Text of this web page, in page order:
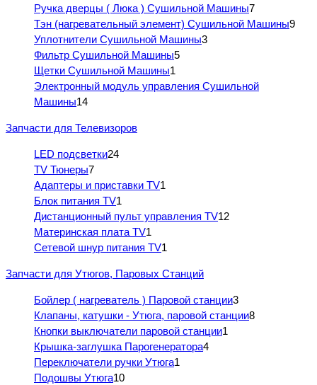
Ручка дверцы ( Люка ) Сушильной Машины7
Тэн (нагревательный элемент) Сушильной Машины9
Уплотнители Сушильной Машины3
Фильтр Сушильной Машины5
Щетки Сушильной Машины1
Электронный модуль управления Сушильной
Машины14
Запчасти для Телевизоров
LED подсветки24
TV Тюнеры7
Адаптеры и приставки TV1
Блок питания TV1
Дистанционный пульт управления TV12
Материнская плата TV1
Сетевой шнур питания TV1
Запчасти для Утюгов, Паровых Станций
Бойлер ( нагреватель ) Паровой станции3
Клапаны, катушки - Утюга, паровой станции8
Кнопки выключатели паровой станции1
Крышка-заглушка Парогенератора4
Переключатели ручки Утюга1
Подошвы Утюга10